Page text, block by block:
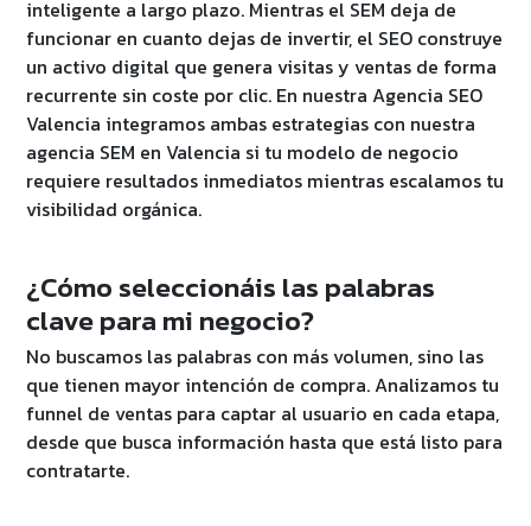
inteligente a largo plazo. Mientras el SEM deja de
funcionar en cuanto dejas de invertir, el SEO construye
un activo digital que genera visitas y ventas de forma
recurrente sin coste por clic. En nuestra Agencia SEO
Valencia integramos ambas estrategias con nuestra
agencia SEM en Valencia si tu modelo de negocio
requiere resultados inmediatos mientras escalamos tu
visibilidad orgánica.
¿Cómo seleccionáis las palabras
clave para mi negocio?
No buscamos las palabras con más volumen, sino las
que tienen mayor intención de compra. Analizamos tu
funnel de ventas para captar al usuario en cada etapa,
desde que busca información hasta que está listo para
contratarte.